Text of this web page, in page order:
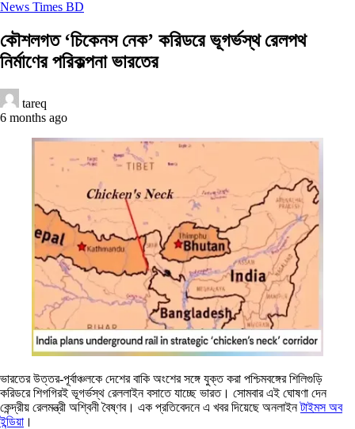
News Times BD
কৌশলগত ‘চিকেনস নেক’ করিডরে ভূগর্ভস্থ রেলপথ
নির্মাণের পরিকল্পনা ভারতের
tareq
6 months ago
ভারতের উত্তর-পূর্বাঞ্চলকে দেশের বাকি অংশের সঙ্গে যুক্ত করা পশ্চিমবঙ্গের শিলিগুড়ি
করিডরে শিগগিরই ভূগর্ভস্থ রেললাইন বসাতে যাচ্ছে ভারত। সোমবার এই ঘোষণা দেন
কেন্দ্রীয় রেলমন্ত্রী অশ্বিনী বৈষ্ণব। এক প্রতিবেদনে এ খবর দিয়েছে অনলাইনটাইমস অব
ইন্ডিয়া ।